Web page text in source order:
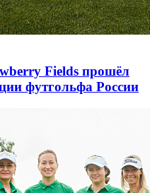
Fields прошёл
футгольфа России